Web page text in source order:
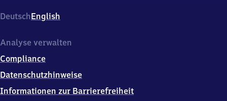
Straße,
Osdorfer
124,
2
2
7
DeutschEnglish
Analyse verwalten
Compliance
Datenschutzhinweise
Informationen zur Barrierefreiheit